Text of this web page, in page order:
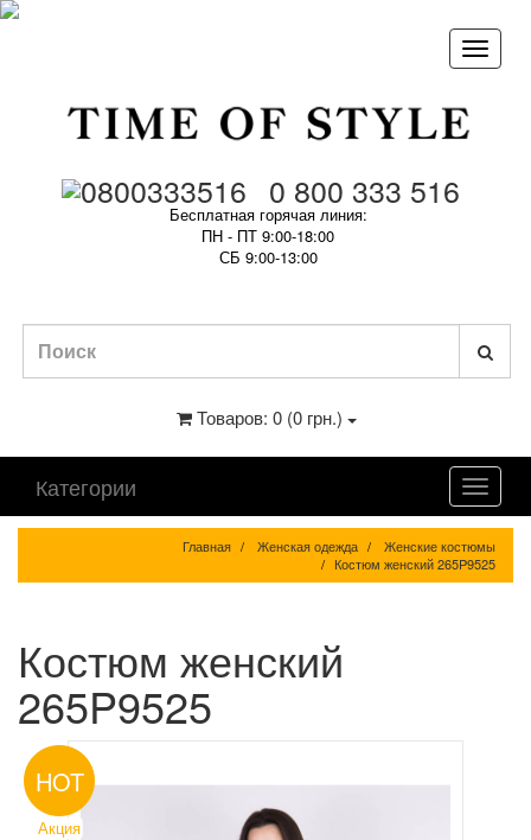
0 800 333 516
Бесплатная горячая линия:
ПН - ПТ 9:00-18:00
СБ 9:00-13:00
Товаров: 0 (0 грн.)
Категории
Главная Женская одежда
Женские костюмы
Костюм женский 265P9525
Костюм женский
265P9525
HOT
Акция